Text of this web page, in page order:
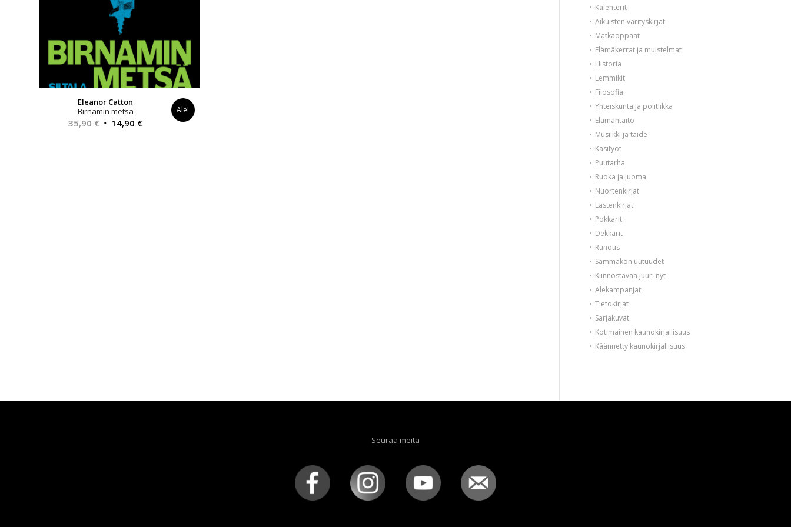
Eleanor Catton
Birnamin metsä
35,90€ Alkuperäinen
14,90 €Nykyinen
Ale!
Kalenterit
Aikuisten värityskirjat
Matkaoppaat
Elämäkerrat ja muistelmat
Historia
Lemmikit
Filosofia
Yhteiskunta ja politiikka
Elämäntaito
Musiikki ja taide
Käsityöt
Puutarha
Ruoka ja juoma
Nuortenkirjat
Lastenkirjat
Pokkarit
Dekkarit
Runous
Sammakon uutuudet
Kiinnostavaa juuri nyt
Alekampanjat
Tietokirjat
Sarjakuvat
Kotimainen kaunokirjallisuus
Käännetty kaunokirjallisuus
Seuraa meitä